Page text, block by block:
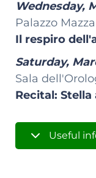
Wednesday,
Palazzo
Il respiro
Saturday,
Sala
Recital:
Useful